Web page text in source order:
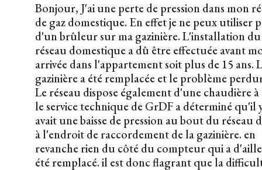
Bonjour, J'ai une perte de pression dans mon
de gaz domestique. En effet je ne peux utiliser
d'un brûleur sur ma gazinière. L'installation du
réseau domestique a dû être effectuée avant
arrivée dans l'appartement soit plus de 15 ans.
gazinière a été remplacée et le problème
Le réseau dispose également d'une chaudière à
le service technique de GrDF a déterminé qu'il
avait une baisse de pression au bout du réseau
à l'endroit de raccordement de la gazinière. en
revanche rien du côté du compteur qui a
été remplacé. il est donc flagrant que la